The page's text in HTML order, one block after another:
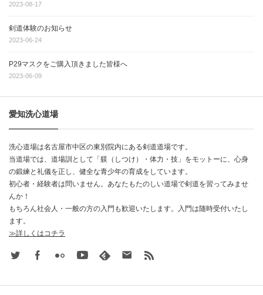
2023-08-17
剣道体験のお知らせ
2023-06-24
P29マスクをご購入頂きました皆様へ
2023-06-09
愛知洗心道場
洗心道場は名古屋市中区の東別院内にある剣道道場です。
当道場では、道場訓として「躾（しつけ）・体力・技」をモットーに、心身
の鍛練と礼儀を正し、健全な青少年の育成をしています。
初心者・経験者は問いません。あなたもたのしい道場で剣道を習ってみませ
んか！
もちろん社会人・一般の方の入門も歓迎いたします。入門は随時受付いたし
ます。
≫詳しくはコチラ
Twitter FacebookFlickr Youtube feedly Contact